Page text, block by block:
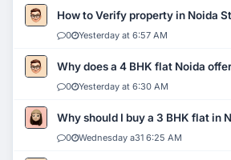
How to Verify property in Noida
0 Yesterday at 6:57 AM
Why does a 4 BHK flat Noida
0 Yesterday at 6:30 AM
Why should I buy a 3 BHK flat in
0 Wednesday a31 6:25 AM